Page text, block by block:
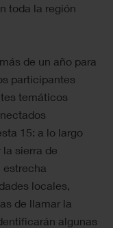
toda la región
de un año para
participantes
temáticos
15: a lo largo
sierra de
locales,
de llamar la
algunas